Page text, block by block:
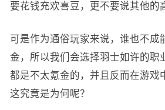
要花钱充欢喜豆，更不要说其他的
可是作为通俗玩家来说，谁也不成
金，所以我们会选择羽士如许的职
都是不太氪金的，并且反而在游戏
这究竟是为何呢？